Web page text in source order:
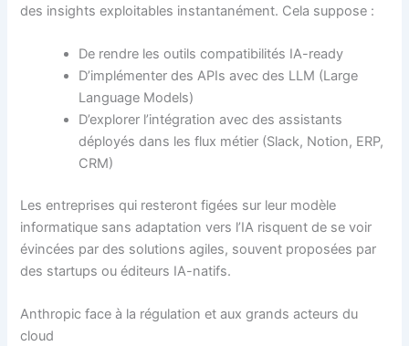
des insights exploitables instantanément. Cela suppose :
De rendre les outils compatibilités IA-ready
D’implémenter des APIs avec des LLM (Large
Language Models)
D’explorer l’intégration avec des assistants
déployés dans les flux métier (Slack, Notion, ERP,
CRM)
Les entreprises qui resteront figées sur leur modèle
informatique sans adaptation vers l’IA risquent de se voir
évincées par des solutions agiles, souvent proposées par
des startups ou éditeurs IA-natifs.
Anthropic face à la régulation et aux grands acteurs du
cloud